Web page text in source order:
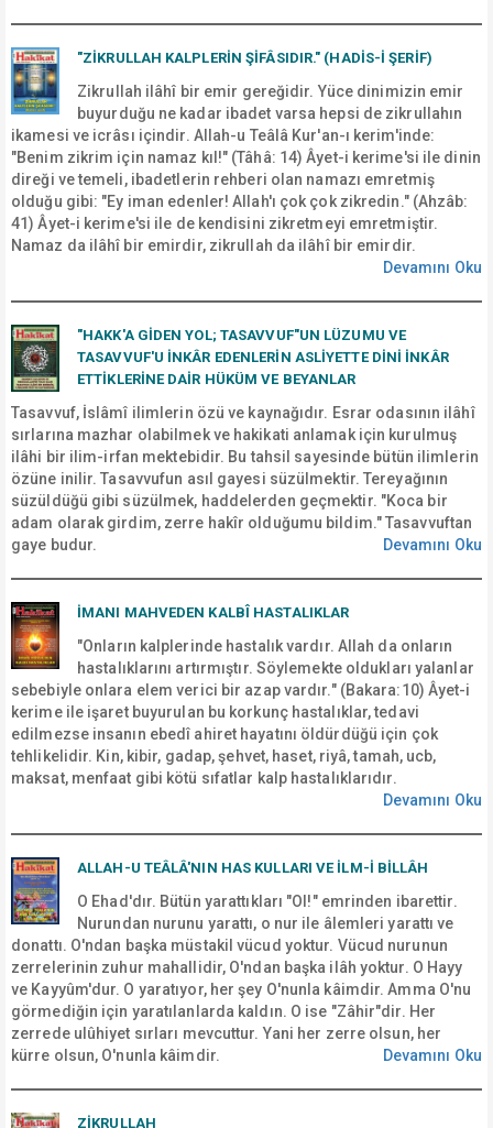
"ZİKRULLAH KALPLERİN ŞİFÂSIDIR." (HADİS-İ ŞERİF)
Zikrullah ilâhî bir emir gereğidir. Yüce dinimizin emir
buyurduğu ne kadar ibadet varsa hepsi de zikrullahın
ikamesi ve icrâsı içindir. Allah-u Teâlâ Kur'an-ı kerim'inde:
"Benim zikrim için namaz kıl!" (Tâhâ: 14) Âyet-i kerime'si ile dinin
direği ve temeli, ibadetlerin rehberi olan namazı emretmiş
olduğu gibi: "Ey iman edenler! Allah'ı çok çok zikredin." (Ahzâb:
41) Âyet-i kerime'si ile de kendisini zikretmeyi emretmiştir.
Namaz da ilâhî bir emirdir, zikrullah da ilâhî bir emirdir.
Devamını Oku
"HAKK'A GIDEN YOL; TASAVVUF"UN LÜZUMU VE
TASAVVUF'U İNKÂR EDENLERIN ASLIYETTE DINI İNKÂR
ETTIKLERINE DAIR HÜKÜM VE BEYANLAR
Tasavvuf, İslâmî ilimlerin özü ve kaynağıdır. Esrar odasının ilâhî
sırlarına mazhar olabilmek ve hakikati anlamak için kurulmuş
ilâhi bir ilim-irfan mektebidir. Bu tahsil sayesinde bütün ilimlerin
özüne inilir. Tasavvufun asıl gayesi süzülmektir. Tereyağının
süzüldüğü gibi süzülmek, haddelerden geçmektir. "Koca bir
adam olarak girdim, zerre hakîr olduğumu bildim." Tasavvuftan
gaye budur.
Devamını Oku
İMANI MAHVEDEN KALBÎ HASTALIKLAR
"Onların kalplerinde hastalık vardır. Allah da onların
hastalıklarını artırmıştır. Söylemekte oldukları yalanlar
sebebiyle onlara elem verici bir azap vardır." (Bakara:10) Âyet-i
kerime ile işaret buyurulan bu korkunç hastalıklar, tedavi
edilmezse insanın ebedî ahiret hayatını öldürdüğü için çok
tehlikelidir. Kin, kibir, gadap, şehvet, haset, riyâ, tamah, ucb,
maksat, menfaat gibi kötü sıfatlar kalp hastalıklarıdır.
Devamını Oku
ALLAH-U TEÂLÂ'NIN HAS KULLARI VE İLM-İ BİLLÂH
O Ehad'dır. Bütün yarattıkları "Ol!" emrinden ibarettir.
Nurundan nurunu yarattı, o nur ile âlemleri yarattı ve
donattı. O'ndan başka müstakil vücud yoktur. Vücud nurunun
zerrelerinin zuhur mahallidir, O'ndan başka ilâh yoktur. O Hayy
ve Kayyûm'dur. O yaratıyor, her şey O'nunla kâimdir. Amma O'nu
görmediğin için yaratılanlarda kaldın. O ise "Zâhir"dir. Her
zerrede ulûhiyet sırları mevcuttur. Yani her zerre olsun, her
kürre olsun, O'nunla kâimdir.
Devamını Oku
ZİKRULLAH